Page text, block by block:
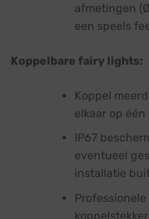
afmetingen
een speels
Koppelbare fairy lights:
Koppel
elkaar op één
IP67
eventueel
installatie